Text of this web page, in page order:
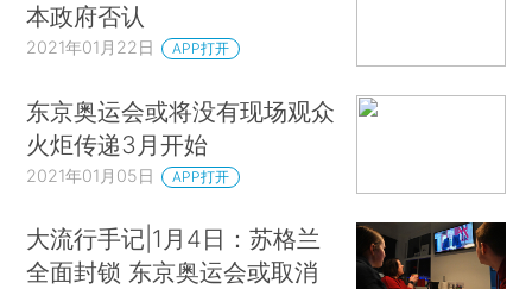
本政府否认
2021年01月22日 APP打开
东京奥运会或将没有现场观众
火炬传递3月开始
2021年01月05日 APP打开
大流行手记|1月4日：苏格兰
全面封锁 东京奥运会或取消